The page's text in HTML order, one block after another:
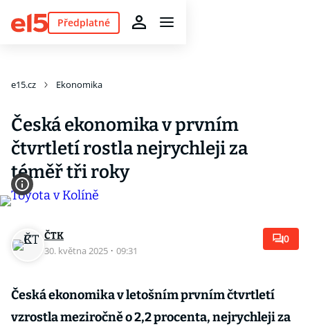
Předplatné
e15.cz Ekonomika
Česká ekonomika v prvním
čtvrtletí rostla nejrychleji za
téměř tři roky
ČTK
30. května 2025 · 09:31
0
Česká ekonomika v letošním prvním čtvrtletí
vzrostla meziročně o 2,2 procenta, nejrychleji za